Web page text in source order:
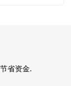
省资金.